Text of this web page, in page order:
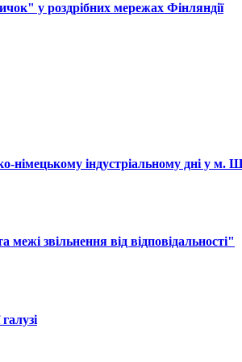
у роздрібних мережах Фінляндії
німецькому індустріальному дні у м.
звільнення від відповідальності"